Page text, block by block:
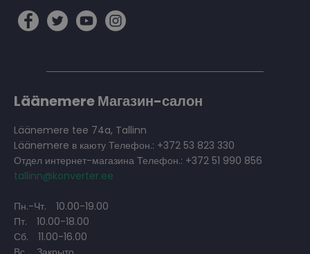
Läänemere Магазин-салон
Läänemere tee 74a, Tallinn
Läänemere в каюту Телефон.: +372 53 823 330
Отдел интернет-магазина Телефон.: +372 51 990 856
tallinn@konverter.ee
Пн.-Чт.
10.00-19.00
Пт.
10.00-18.00
Сб.
11.00-16.00